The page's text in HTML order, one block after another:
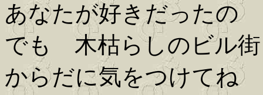
あなたが好きだったの
でも 木枯らしのビル街
からだに気をつけてね